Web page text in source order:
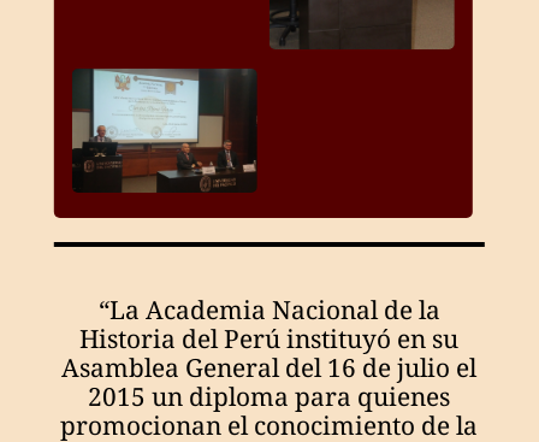
“La Academia Nacional de la
Historia del Perú instituyó en su
Asamblea General del 16 de julio el
2015 un diploma para quienes
promocionan el conocimiento de la